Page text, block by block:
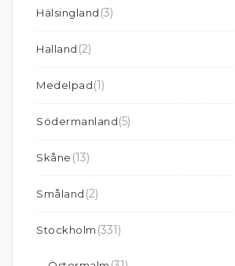
Hälsingland (3)
Halland (2)
Medelpad(1)
Södermanland(5)
Skåne (13)
Småland (2)
Stockholm (331)